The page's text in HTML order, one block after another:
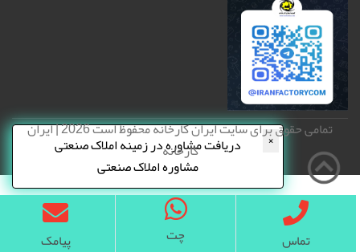
تماس چت پیامک
×
دریافت مشاوره در زمینه املاک صنعتی
مشاوره املاک صنعتی
تمامی حقوق برای سایت ایران کارخانه محفوظ است 2026 | ایران
کارخانه